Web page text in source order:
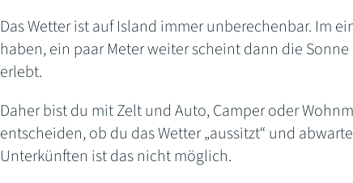
Das Wetter ist auf Island immer unberechenbar. Im
haben, ein paar Meter weiter scheint dann die
erlebt.
Daher bist du mit Zelt und Auto, Camper oder
entscheiden, ob du das Wetter „aussitzt“ und
Unterkünften ist das nicht möglich.